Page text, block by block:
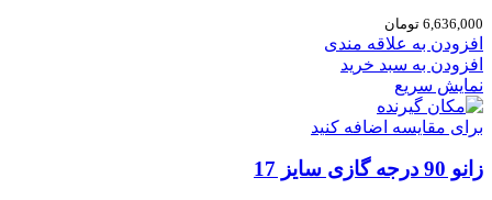
6,636,000 تومان
افزودن به علاقه مندی
افزودن به سبد خرید
نمایش سریع
برای مقایسه اضافه کنید
زانو 90 درجه گازی سایز 17